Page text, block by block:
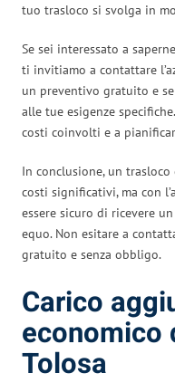
tuo trasloco si svolga in
Se sei interessato a
ti invitiamo a contattare
un preventivo gratuito e
alle tue esigenze
costi coinvolti e a
In conclusione, un
costi significativi, ma con
essere sicuro di ricevere
equo. Non esitare a
gratuito e senza obbligo.
Carico
economico
Tolosa